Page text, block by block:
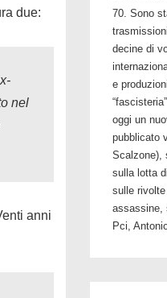
due:
nel
anni
70. Sono
decine di
e
oggi un
pubblicato
Scalzone),
sulla lotta
sulle
assassine,
Pci,